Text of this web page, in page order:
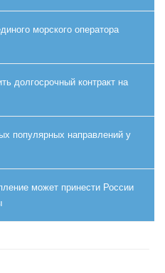
морского оператора
долгосрочный контракт на
популярных направлений у
может принести России